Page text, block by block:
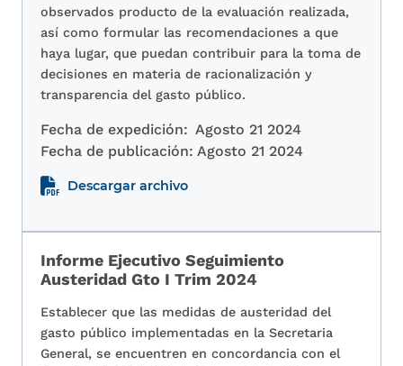
observados producto de la evaluación realizada,
así como formular las recomendaciones a que
haya lugar, que puedan contribuir para la toma de
decisiones en materia de racionalización y
transparencia del gasto público.
Fecha de expedición: Agosto 21 2024
Fecha de publicación: Agosto 21 2024
Descargar archivo
Informe Ejecutivo Seguimiento
Austeridad Gto I Trim 2024
Establecer que las medidas de austeridad del
gasto público implementadas en la Secretaria
General, se encuentren en concordancia con el